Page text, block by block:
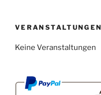
VERANSTALTUNGEN
Keine Veranstaltungen